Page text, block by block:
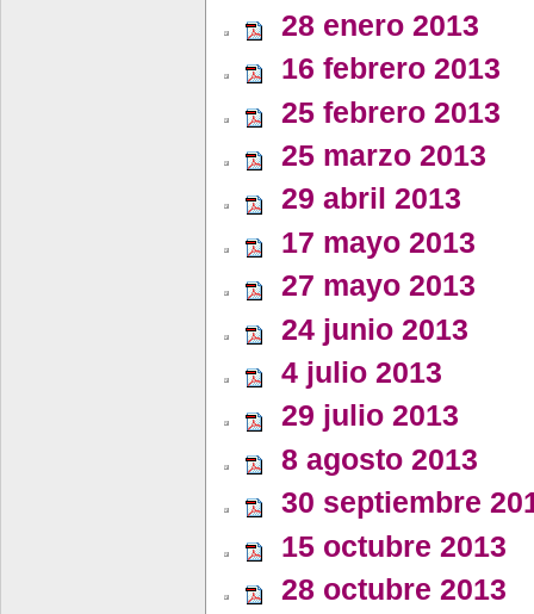
28 enero 2013
16 febrero 2013
25 febrero 2013
25 marzo 2013
29 abril 2013
17 mayo 2013
27 mayo 2013
24 junio 2013
4 julio 2013
29 julio 2013
8 agosto 2013
30 septiembre
15 octubre 2013
28 octubre 2013